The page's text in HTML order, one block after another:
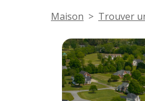
Maison Trouver